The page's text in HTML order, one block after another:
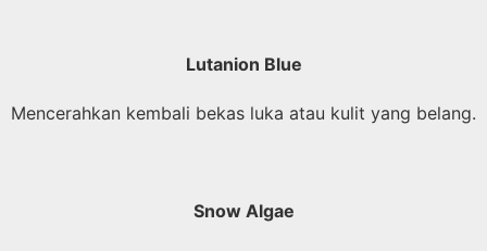
Lutanion Blue
Mencerahkan kembali bekas luka atau kulit yang belang.
Snow Algae